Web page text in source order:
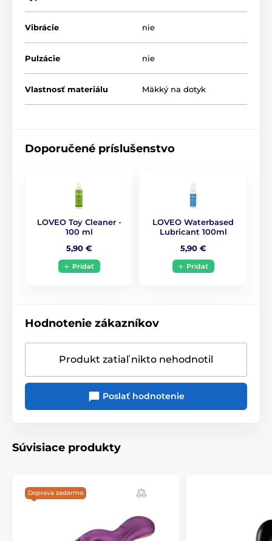
Vibrácie nie
Pulzácie nie
Vlastnosť materiálu Mäkký na dotyk
Doporučené príslušenstvo
LOVEO Toy Cleaner -
100 ml
5,90 €
Pridať
LOVEO Waterbased
Lubricant 100ml
5,90 €
Pridať
Hodnotenie zákazníkov
Produkt zatiaľ nikto nehodnotil
Poslať hodnotenie
Súvisiace produkty
Doprava zadarmo